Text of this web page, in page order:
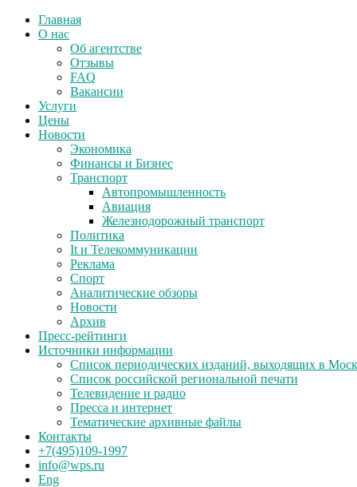
Главная
О нас
Об агентстве
Отзывы
FAQ
Вакансии
Услуги
Цены
Новости
Экономика
Финансы и Бизнес
Транспорт
Автопромышленность
Авиация
Железнодорожный транспорт
Политика
It и Телекоммуникации
Реклама
Спорт
Аналитические обзоры
Новости
Архив
Пресс-рейтинги
Источники информации
Список периодических изданий, выходящих в
Список российской региональной печати
Телевидение и радио
Пресса и интернет
Тематические архивные файлы
Контакты
+7(495)109-1997
info@wps.ru
Eng